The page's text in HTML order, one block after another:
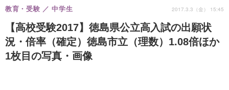
【高校受験2017】徳島県公立高入試の出願状
況・倍率（確定）徳島市立（理数）1.08倍ほか
1枚目の写真・画像
教育・受験 中学生 2017.3.3（金） 15:45